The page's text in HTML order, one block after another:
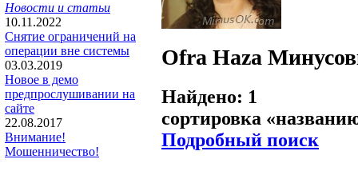
Новости и статьи
10.11.2022
Снятие ограничений на
операции вне системы
03.03.2019
Новое в демо
предпрослушивании на
сайте
22.08.2017
Внимание!
Мошенничество!
Ofra Haza
Найдено: 1
сортировка «
Подробный поиск